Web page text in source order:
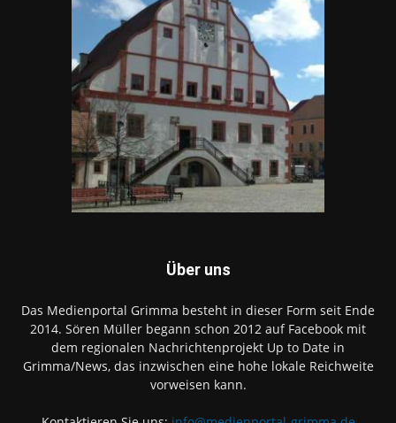
Über uns
Das Medienportal Grimma besteht in dieser Form seit Ende
2014. Sören Müller begann schon 2012 auf Facebook mit
dem regionalen Nachrichtenprojekt Up to Date in
Grimma/News, das inzwischen eine hohe lokale Reichweite
vorweisen kann.